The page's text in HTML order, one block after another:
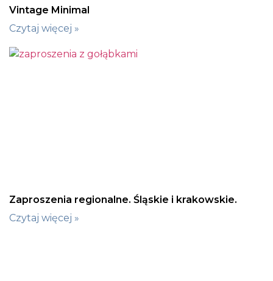
Vintage Minimal
Czytaj więcej »
Zaproszenia regionalne. Śląskie i krakowskie.
Czytaj więcej »